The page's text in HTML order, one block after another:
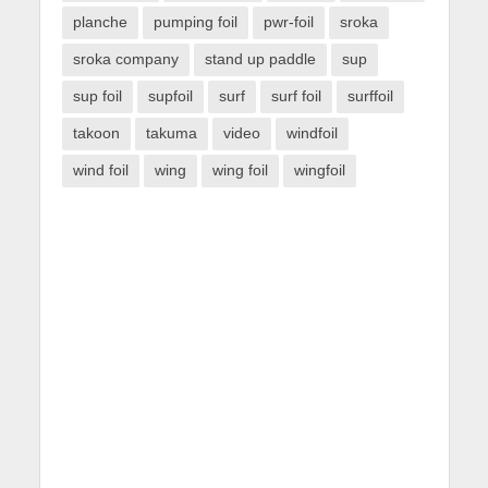
planche pumping foil pwr-foil sroka
sroka company stand up paddle sup
sup foil supfoil surf surf foil surffoil
takoon takuma video windfoil
wind foil wing wing foil wingfoil